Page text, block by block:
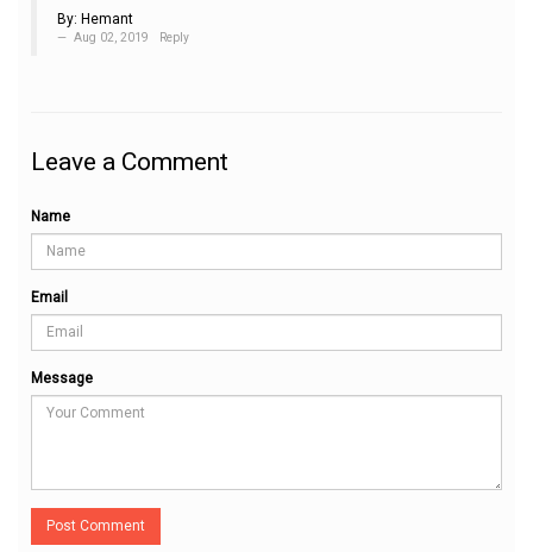
By: Hemant
Aug 02, 2019 Reply
Leave a Comment
Name
Email
Message
Post Comment